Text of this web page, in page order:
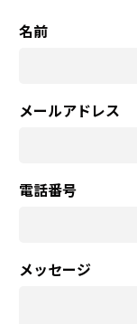
名前
メールアドレス
電話番号
メッセージ